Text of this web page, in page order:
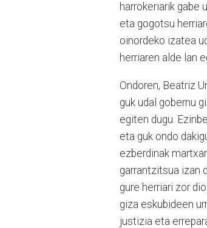
harrokeriarik gabe
eta gogotsu
oinordeko izatea
herriaren alde lan
Ondoren, Beatriz
guk udal gobernu
egiten dugu.
eta guk ondo
ezberdinak
garrantzitsua izan
gure herriari zor
giza eskubideen
justizia eta